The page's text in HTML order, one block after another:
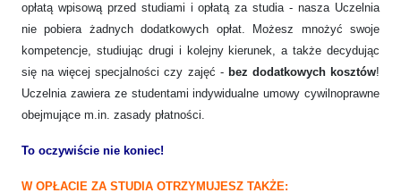
opłatą wpisową przed studiami i opłatą za studia - nasza Uczelnia
nie pobiera żadnych dodatkowych opłat. Możesz mnożyć swoje
kompetencje, studiując drugi i kolejny kierunek, a także decydując
się na więcej specjalności czy zajęć - bez dodatkowych kosztów!
Uczelnia zawiera ze studentami indywidualne umowy cywilnoprawne
obejmujące m.in. zasady płatności.
To oczywiście nie koniec!
W OPŁACIE ZA STUDIA OTRZYMUJESZ TAKŻE: